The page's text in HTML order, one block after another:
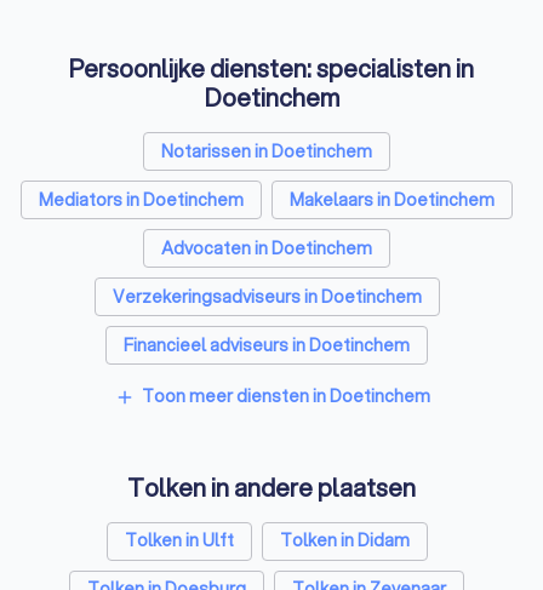
Persoonlijke diensten: specialisten in
Doetinchem
Notarissen in Doetinchem
Mediators in Doetinchem
Makelaars in Doetinchem
Advocaten in Doetinchem
Verzekeringsadviseurs in Doetinchem
Financieel adviseurs in Doetinchem
Coaches in Doetinchem
Rijscholen in Doetinchem
Psychologen in Doetinchem
Belastingadviseurs in Doetinchem
add Toon meer diensten in Doetinchem
Tolken in andere plaatsen
Tolken in Ulft
Tolken in Didam